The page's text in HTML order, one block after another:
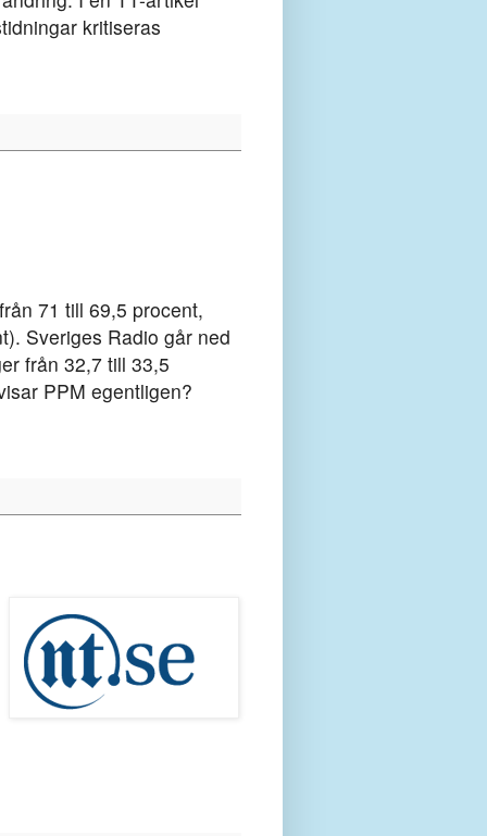
kritiseras
71 till 69,5 procent,
Sveriges Radio går ned
från 32,7 till 33,5
PPM egentligen?